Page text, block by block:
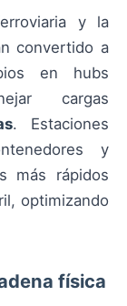
y la
convertido a
en hubs
cargas
. Estaciones
y
más rápidos
optimizando
física